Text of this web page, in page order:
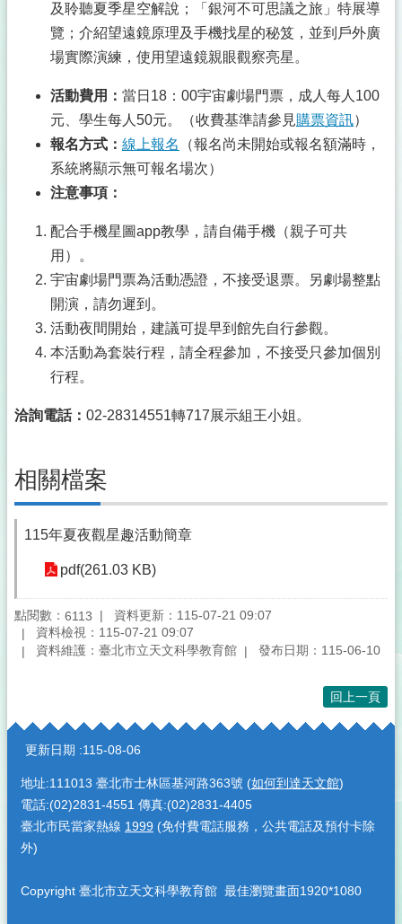
及聆聽夏季星空解說；「銀河不可思議之旅」特展導
覽；介紹望遠鏡原理及手機找星的秘笈，並到戶外廣
場實際演練，使用望遠鏡親眼觀察亮星。
活動費用： 當日18：00宇宙劇場門票，成人每人100
元、學生每人50元。（收費基準請參見購票資訊）
報名方式： 線上報名
（報名尚未開始或報名額滿時，
系統將顯示無可報名場次）
注意事項：
配合手機星圖app教學，請自備手機（親子可共
用）。
宇宙劇場門票為活動憑證，不接受退票。另劇場整點
開演，請勿遲到。
活動夜間開始，建議可提早到館先自行參觀。
本活動為套裝行程，請全程參加，不接受只參加個別
行程。
洽詢電話： 02-28314551轉717展示組王小姐。
相關檔案
115年夏夜觀星趣活動簡章
pdf(261.03 KB)
點閱數： 6113
資料更新：115-07-21 09:07
資料檢視：115-07-21 09:07
資料維護：臺北市立天文科學教育館
發布日期：115-06-10
回上一頁
:::
更新日期 115-08-06
地址:111013 臺北市士林區基河路363號 (如何到達天文館)
電話:(02)2831-4551 傳真:(02)2831-4405
臺北市民當家熱線 1999 (免付費電話服務，公共電話及預付卡除
外)
Copyright 臺北市立天文科學教育館 最佳瀏覽畫面1920*1080